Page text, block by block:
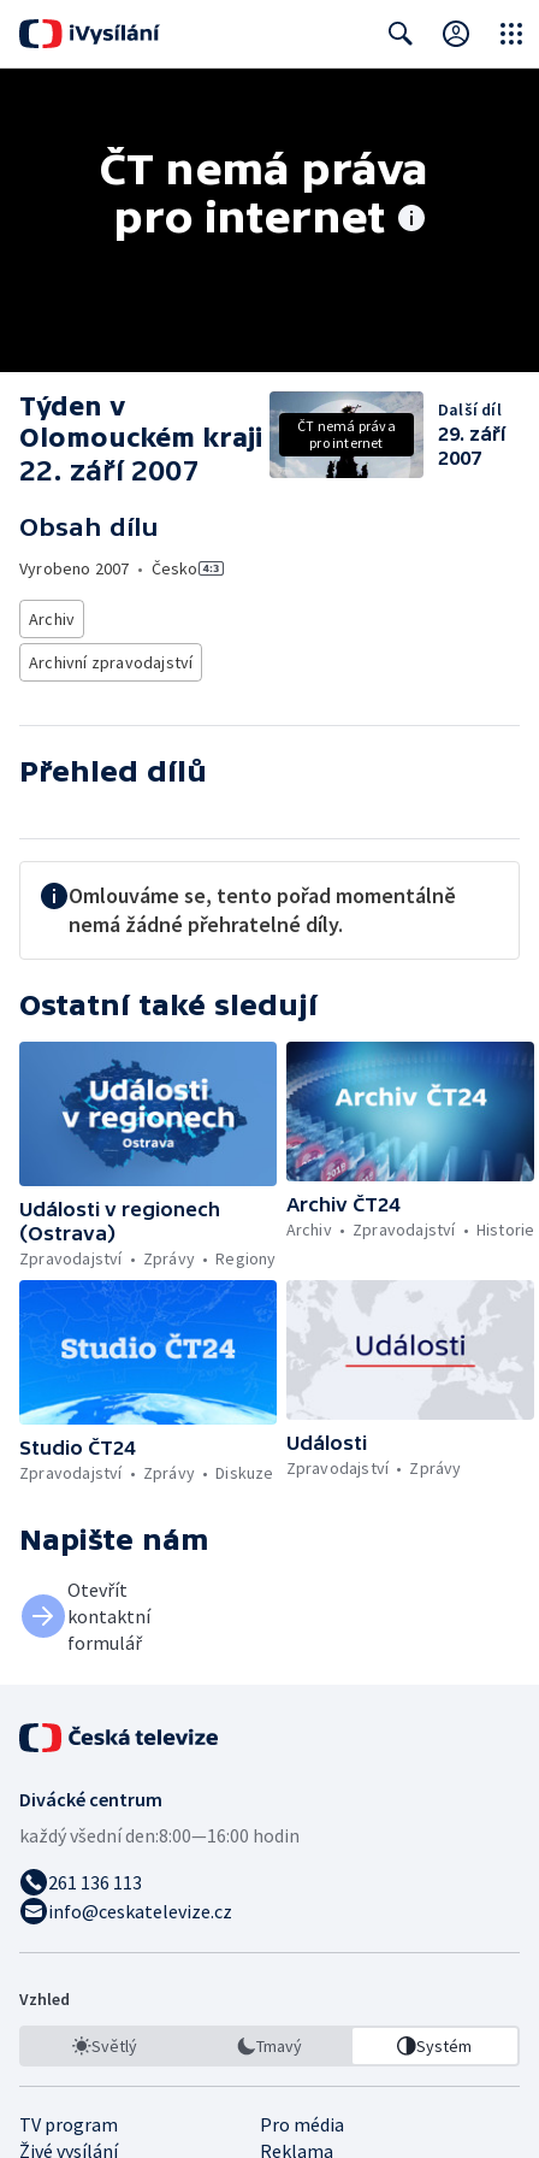
ČT nemá práva
pro internet
Týden v
Olomouckém kraji
22. září 2007
Obsah dílu
Vyrobeno 2007 • Česko
Archiv
Archivní zpravodajství
ČT nemá práva
pro internet
Další díl
29. září
2007
Přehled dílů
Omlouváme se, tento pořad momentálně
nemá žádné přehratelné díly.
Ostatní také sledují
Události v regionech
(Ostrava)
Zpravodajství
Zprávy Regiony
Archiv ČT24
Archiv
Zpravodajství Historie
Studio ČT24
Zpravodajství
Zprávy Diskuze
Události
Zpravodajství
Zprávy
Napište nám
Otevřít
kontaktní
formulář
Divácké centrum
každý všední den:8:00—16:00 hodin
261 136 113
info@ceskatelevize.cz
Vzhled
Světlý Tmavý Systém
TV program
Pro média
Živé vysílání
Reklama